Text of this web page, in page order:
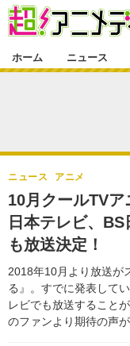
ゲーム・アプリ
グッズ
声優
舞台
特集一覧
ラキりす
連載マンガ
番組・動画
番組・動画一覧
動画
連載・ブログ
連載・ブログ一覧
編集部ブログ・お
ホーム ニュース
10月クールTVア
日本テレビ、
も放送決定！
2018年10月より放送が
る』。すでに発表して
レビでも放送すること
のファンより期待の声
ニュース アニメ